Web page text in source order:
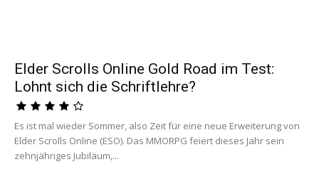
Elder Scrolls Online Gold Road im Test:
Lohnt sich die Schriftlehre?
Es ist mal wieder Sommer, also Zeit für eine neue Erweiterung von
Elder Scrolls Online (ESO). Das MMORPG feiert dieses Jahr sein
zehnjähriges Jubiläum,...